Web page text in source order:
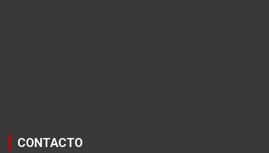
CONTACTO